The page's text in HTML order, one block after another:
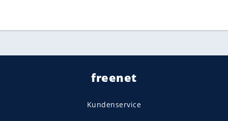
freenet
Kundenservice